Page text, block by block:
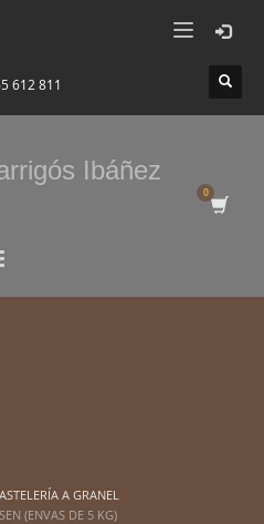
612 811
A GRANEL
(ENVAS DE 5 KG)